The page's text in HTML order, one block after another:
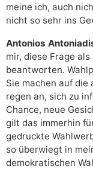
meine ich, auch
nicht so sehr ins
Antonios
mir, diese Frage
beantworten.
Sie machen auf die
regen an, sich zu
Chance, neue
gilt das immerhin
gedruckte
so überwiegt in
demokratischen